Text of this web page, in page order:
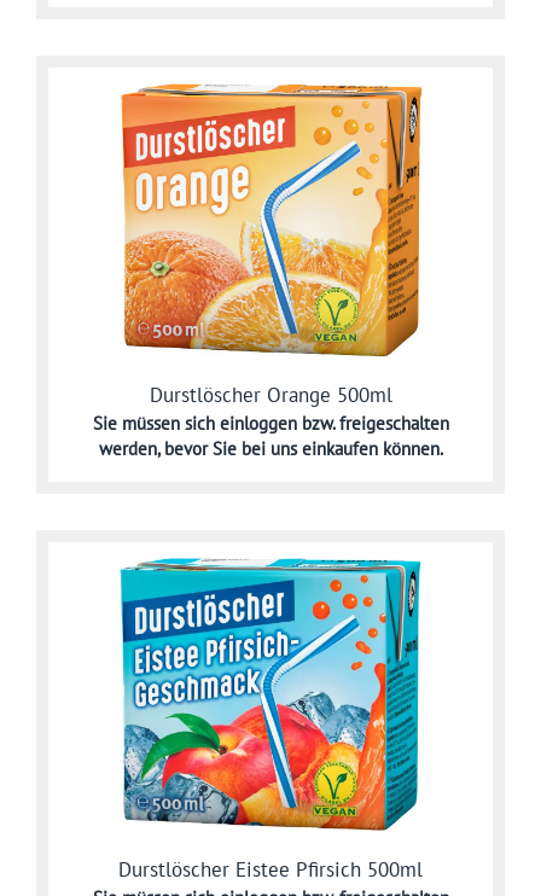
Durstlöscher Orange 500ml
Sie müssen sich einloggen bzw. freigeschalten
werden,bevor Sie bei uns einkaufen können.
Durstlöscher Eistee Pfirsich 500ml